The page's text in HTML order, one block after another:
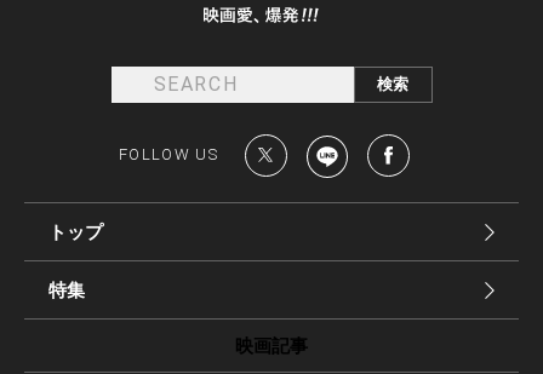
FOLLOW US
トップ
特集
映画記事